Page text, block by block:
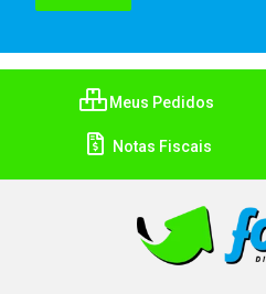
Meus Pedidos
Notas Fiscais